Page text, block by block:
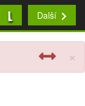
L Další
×